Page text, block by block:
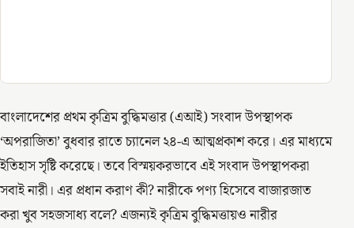
বাংলাদেশের প্রথম কৃত্রিম বুদ্ধিমত্তার (এআই) সংবাদ উপস্থাপক
‘অপরাজিতা’ বুধবার রাতে চ্যানেল ২৪-এ আত্মপ্রকাশ করে। এর মাধ্যমে
ইতিহাস সৃষ্টি করেছে। তবে বিস্ময়করভাবে এই সংবাদ উপস্থাপকরা
সবাই নারী। এর প্রধান করাণ কী? নারীকে পণ্য হিসেবে বাজারজাত
করা খুব সহজসাধ্য বলে? এজন্যই কৃত্রিম বুদ্ধিমত্তায়ও নারীর